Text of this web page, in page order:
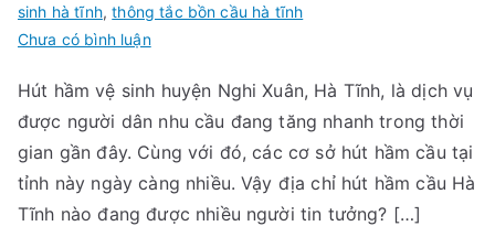
sinh hà tĩnh,thông tắc bồn cầu hà tĩnh
Chưa có bình luậntrong
hầm
vệ
sinh
huyện
Nghi
Hút hầm vệ sinh huyện Nghi Xuân, Hà Tĩnh, là dịch vụ
được người dân nhu cầu đang tăng nhanh trong thời
gian gần đây. Cùng với đó, các cơ sở hút hầm cầu tại
tỉnh này ngày càng nhiều. Vậy địa chỉ hút hầm cầu Hà
Tĩnh nào đang được nhiều người tin tưởng? […]